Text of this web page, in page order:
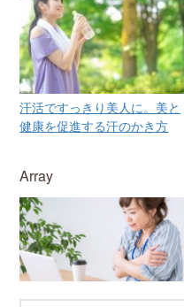
汗活ですっきり美人に。美と
健康を促進する汗のかき方
Array